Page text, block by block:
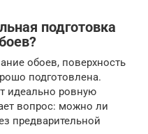
подготовка
обоев, поверхность
подготовлена.
идеально ровную
вопрос: можно ли
предварительной